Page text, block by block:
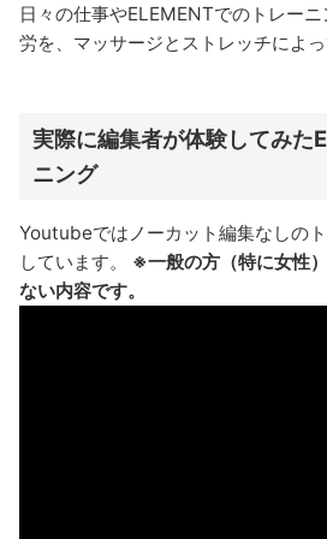
日々の仕事やELEMENTでのトレー
労を、マッサージとストレッチによっ
実際に編集者が体験してみた
ニング
Youtubeではノーカット編集なしの
しています。 ※一般の方（特に女性
ない内容です。